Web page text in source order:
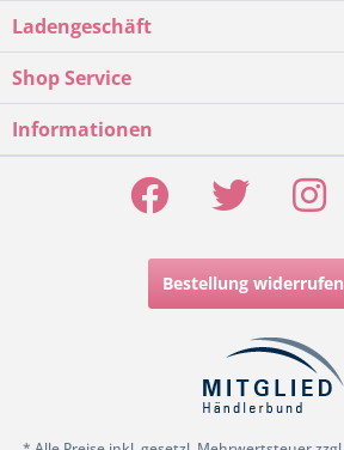
Ladengeschäft
Shop Service
Informationen
Bestellung widerrufen